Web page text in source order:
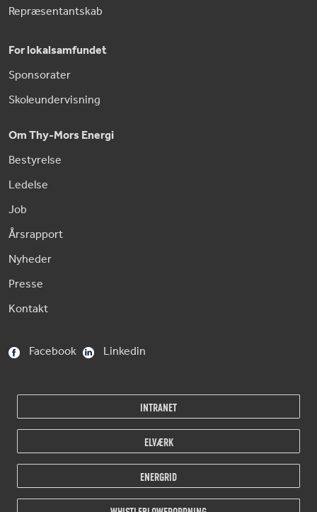
Repræsentantskab
For lokalsamfundet
Sponsorater
Skoleundervisning
Om Thy-Mors Energi
Bestyrelse
Ledelse
Job
Årsrapport
Nyheder
Presse
Kontakt
Facebook
Linkedin
INTRANET
ELVÆRK
ENERGRID